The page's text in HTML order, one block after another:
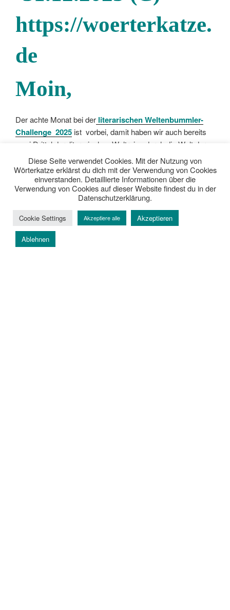
Moin,
Der achte Monat bei der literarischenWeltenbummler-
Challenge 2025 ist vorbei, damit haben wir auch bereits
zwei Drittel der literarischen Weltreise durch die Welt der
Bücher schon beendet, wie schnell doch dieses Jahr
vergangen ist. Die Auswertungen kommen bald. Aber nun
wird es Zeit für eure Weltenbummlerländer August.
Es ist ganz einfach und überhaupt nicht schwierig, was ich
nun für euch möchte bis zum14. September.
„[Challenge]
weiterlesen
Diese Seite verwendet Cookies. Mit der Nutzung von
Wörterkatze erklärst du dich mit der Verwendung von Cookies
einverstanden. Detaillierte Informationen über die
Verwendung von Cookies auf dieser Website findest du in der
Datenschutzerklärung.
Cookie Settings Akzeptiere alle Akzeptieren
Ablehnen